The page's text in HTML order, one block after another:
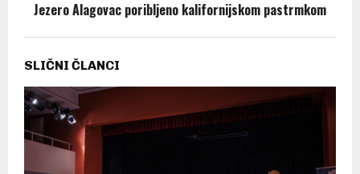
Jezero Alagovac poribljeno kalifornijskom pastrmkom
SLIČNI ČLANCI